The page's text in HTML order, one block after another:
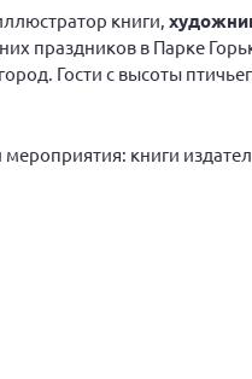
книги,
праздников в Парке
Гости с высоты
книги